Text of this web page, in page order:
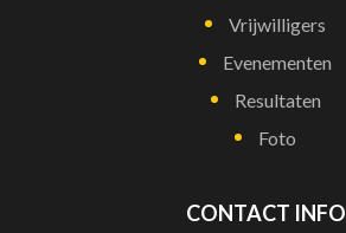
Vrijwilligers
Evenementen
Resultaten
Foto
CONTACT INFO